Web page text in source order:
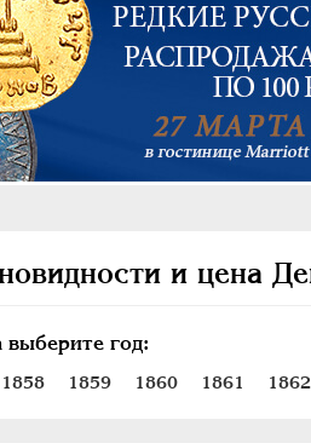
и цена
год:
1858 1859 1860 1861 1862